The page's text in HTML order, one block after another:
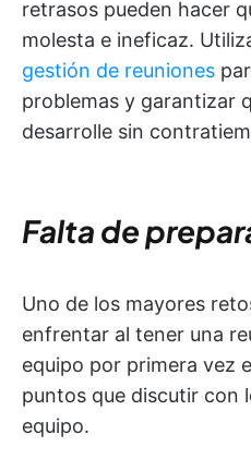
retrasos pueden hacer
molesta e ineficaz.
gestión de reuniones
problemas y garantizar
desarrolle sin
Falta de
Uno de los mayores
enfrentar al tener una
equipo por primera vez
puntos que discutir con
equipo.